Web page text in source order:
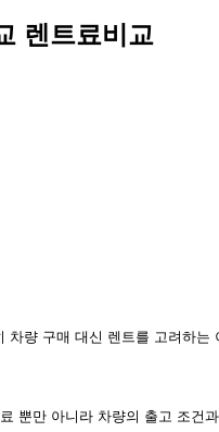
렌트료비교
량 구매 대신 렌트를 고려하
뿐만 아니라 차량의 출고 조건